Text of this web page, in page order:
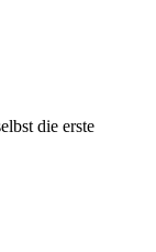
die erste